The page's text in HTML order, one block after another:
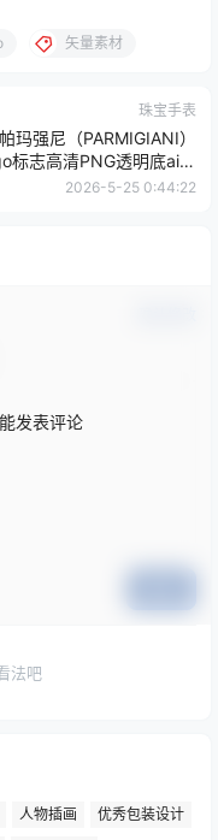
矢量素材
珠宝手表
帕玛强尼（PARMIGIANI）
标志高清PNG透明底ai矢
量素材
2026-5-25 0:44:22
发表评论
法吧
人物插画
优秀包装设计